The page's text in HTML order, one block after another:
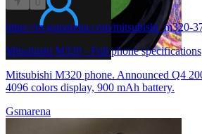
0
https://m.gsmarena.com/mitsubishi_m320-
Mitsubishi M320 - Full phone specifications
Mitsubishi M320 phone. Announced Q4
4096 colors display, 900 mAh battery.
Gsmarena